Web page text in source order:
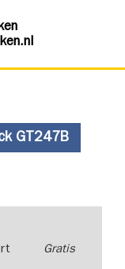
GT247B
Gratis